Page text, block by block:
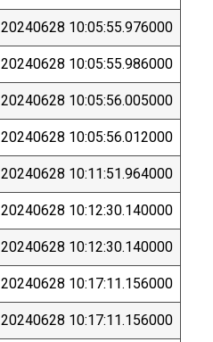
20240628 10:05:55.976000
20240628 10:05:55.986000
20240628 10:05:56.005000
20240628 10:05:56.012000
20240628 10:11:51.964000
20240628 10:12:30.140000
20240628 10:12:30.140000
20240628 10:17:11.156000
20240628 10:17:11.156000